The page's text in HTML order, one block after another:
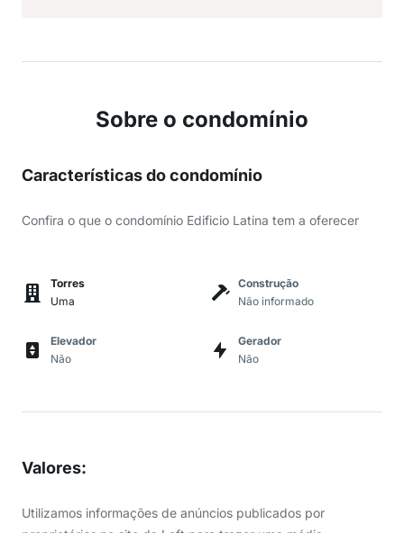
Sobre o condomínio
Características do condomínio
Confira o que o condomínio Edificio Latina tem a oferecer
Torres
Uma
Construção
Não informado
Elevador
Não
Gerador
Não
Valores:
Utilizamos informações de anúncios publicados por